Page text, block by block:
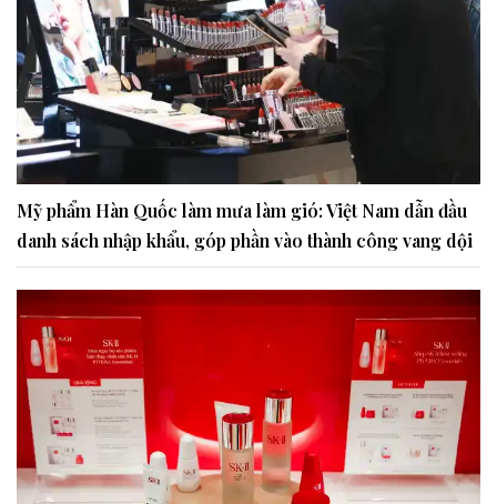
Mỹ phẩm Hàn Quốc làm mưa làm gió: Việt Nam dẫn đầu
danh sách nhập khẩu, góp phần vào thành công vang dội